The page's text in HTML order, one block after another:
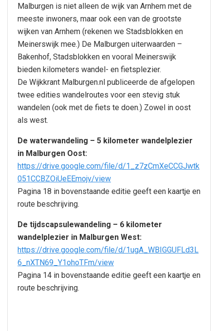
Malburgen is niet alleen de wijk van Arnhem met de
meeste inwoners, maar ook een van de grootste
wijken van Arnhem (rekenen we Stadsblokken en
Meinerswijk mee.) De Malburgen uiterwaarden –
Bakenhof, Stadsblokken en vooral Meinerswijk
bieden kilometers wandel- en fietsplezier.
De Wijkkrant Malburgen.nl publiceerde de afgelopen
twee edities wandelroutes voor een stevig stuk
wandelen (ook met de fiets te doen.) Zowel in oost
als west.
De waterwandeling – 5 kilometer wandelplezier
in Malburgen Oost:
https://drive.google.com/file/d/1_z7zCmXeCCGJwtk
051CCBZOiUeEEmojv/view
Pagina 18 in bovenstaande editie geeft een kaartje en
route beschrijving.
De tijdscapsulewandeling – 6 kilometer
wandelplezier in Malburgen West:
https://drive.google.com/file/d/1ugA_WBIGGUFLd3L
6_nXTN69_Y1ohoTFm/view
Pagina 14 in bovenstaande editie geeft een kaartje en
route beschrijving.